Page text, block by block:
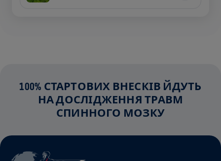
100% СТАРТОВИХ ВНЕСКІВ ЙДУТЬ
НА ДОСЛІДЖЕННЯ ТРАВМ
СПИННОГО МОЗКУ